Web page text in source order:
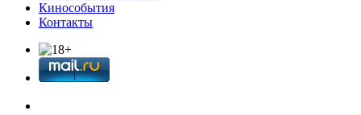
Кинособытия
Контакты